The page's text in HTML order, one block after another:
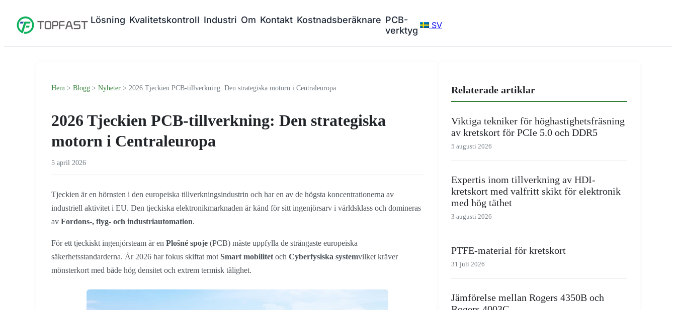
Lösning Kvalitetskontroll Industri Om Kontakt Kostnadsberäknare PCB-
verktyg
SV
Hem > Blogg > Nyheter > 2026 Tjeckien PCB-tillverkning: Den strategiska motorn i Centraleuropa
2026 Tjeckien PCB-tillverkning: Den strategiska
motorn i Centraleuropa
5 april 2026
Tjeckien är en hörnsten i den europeiska tillverkningsindustrin och har en av de högsta koncentrationerna av
industriell aktivitet i EU. Den tjeckiska elektronikmarknaden är känd för sitt ingenjörsarv i världsklass och domineras
av Fordons-, flyg- och industriautomation.
För ett tjeckiskt ingenjörsteam är en Plošné spoje (PCB) måste uppfylla de strängaste europeiska
säkerhetsstandarderna. År 2026 har fokus skiftat motSmart mobilitetoch Cyberfysiska systemvilket kräver
mönsterkort med både hög densitet och extrem termisk tålighet.
Relaterade artiklar
Viktiga tekniker för höghastighetsfräsning
av kretskort för PCIe 5.0 och DDR5
5 augusti 2026
Expertis inom tillverkning av HDI-
kretskort med valfritt skikt för elektronik
med hög täthet
3 augusti 2026
PTFE-material för kretskort
31 juli 2026
Jämförelse mellan Rogers 4350B och